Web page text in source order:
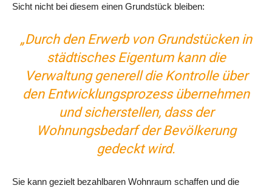
Sicht nicht bei diesem einen Grundstück bleiben:
„Durch den Erwerb von Grundstücken in
städtisches Eigentum kann die
Verwaltung generell die Kontrolle über
den Entwicklungsprozess übernehmen
und sicherstellen, dass der
Wohnungsbedarf der Bevölkerung
gedeckt wird.
Sie kann gezielt bezahlbaren Wohnraum schaffen und die